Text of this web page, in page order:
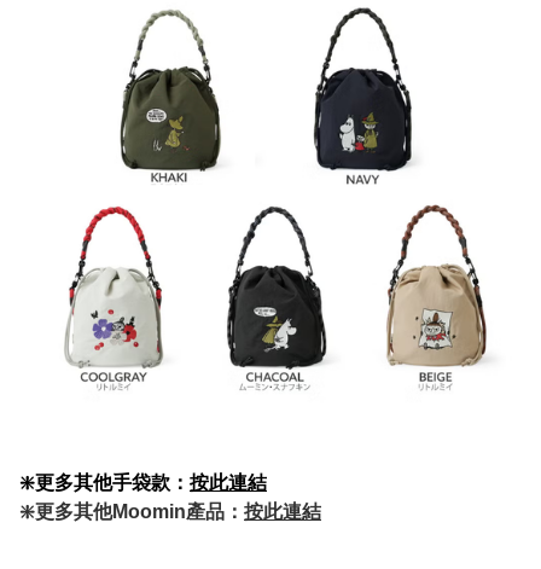
❇️更多其他手袋款： 按此連結
❇️更多其他Moomin產品： 按此連結